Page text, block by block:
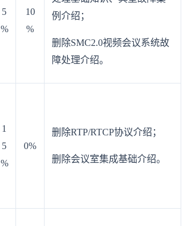
5
%
10
%
例介绍；
删除SMC2.0视频会议系统故
障处理介绍。
1
5
%
0%
删除RTP/RTCP协议介绍；
删除会议室集成基础介绍。